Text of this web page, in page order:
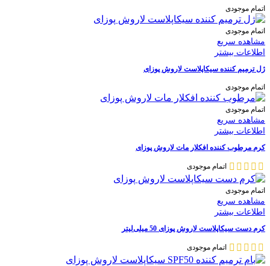
اتمام موجودی
اتمام موجودی
مشاهده سریع
اطلاعات بیشتر
ژل ترمیم کننده سیکاپلاست لاروش پوزای
اتمام موجودی
اتمام موجودی
مشاهده سریع
اطلاعات بیشتر
کرم مرطوب کننده افکلار مات لاروش پوزای
اتمام موجودی
اتمام موجودی
مشاهده سریع
اطلاعات بیشتر
کرم دست سیکاپلاست لاروش پوزای 50 میلی‌لیتر
اتمام موجودی